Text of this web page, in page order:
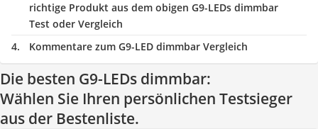
richtige Produkt aus dem obigen G9-LEDs dimmbar
Test oder Vergleich
Kommentare zum G9-LED dimmbar Vergleich
Die besten G9-LEDs dimmbar:
Wählen Sie Ihren persönlichen Testsieger
aus der Bestenliste.